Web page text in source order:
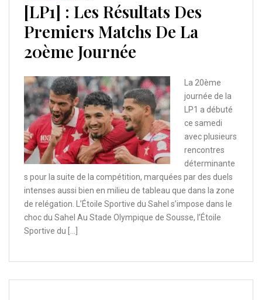
[LP1] : Les Résultats Des
Premiers Matchs De La
20ème Journée
La 20ème
journée de la
LP1 a débuté
ce samedi
avec plusieurs
rencontres
déterminante
s pour la suite de la compétition, marquées par des duels
intenses aussi bien en milieu de tableau que dans la zone
de relégation. L’Étoile Sportive du Sahel s’impose dans le
choc du Sahel Au Stade Olympique de Sousse, l’Étoile
Sportive du […]